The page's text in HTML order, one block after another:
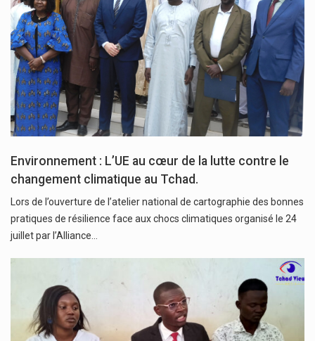
Environnement : L’UE au cœur de la lutte contre le
changement climatique au Tchad.
Lors de l’ouverture de l’atelier national de cartographie des bonnes
pratiques de résilience face aux chocs climatiques organisé le 24
juillet par l’Alliance…